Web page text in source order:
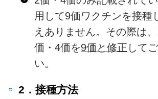
用して9価ワクチンを接種
えありません。その際は
価・4価を9価と修正 して
い。
2．接種方法